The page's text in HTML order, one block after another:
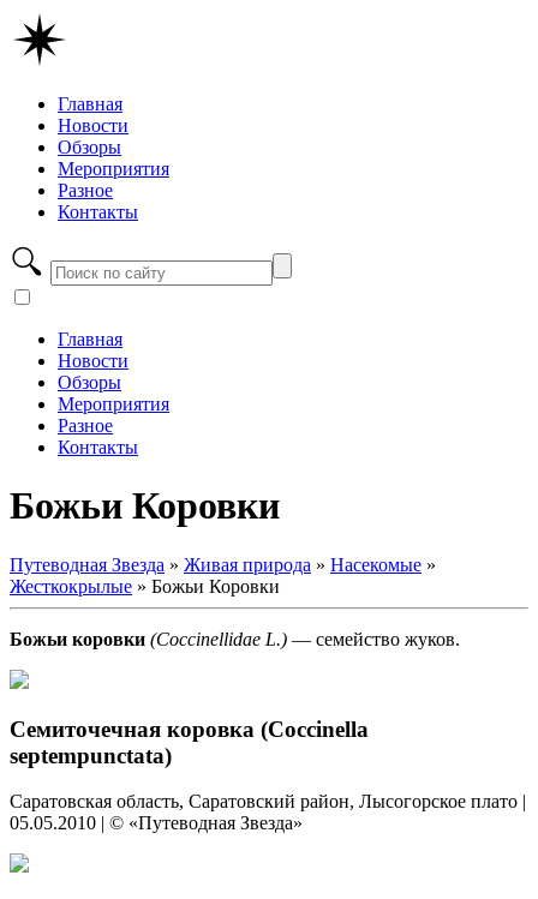
Главная
Новости
Обзоры
Мероприятия
Разное
Контакты
Главная
Новости
Обзоры
Мероприятия
Разное
Контакты
Божьи Коровки
Путеводная Звезда » Живая природа » Насекомые »
Жесткокрылые » Божьи Коровки
Божьи коровки (Coccinellidae L.) — семейство жуков.
Семиточечная коровка (Coccinella
septempunctata)
Саратовская область, Саратовский район, Лысогорское плато |
05.05.2010 | © «Путеводная Звезда»